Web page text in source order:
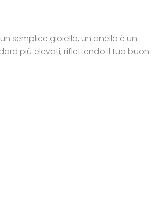
semplice gioiello, un anello è un
più elevati, riflettendo il tuo buon